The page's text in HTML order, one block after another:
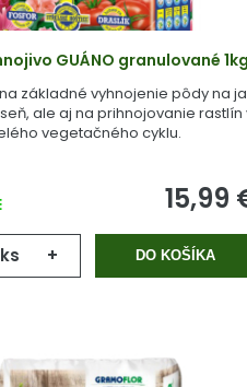
GUÁNO granulované 1kg
základné vyhnojenie pôdy na
ale aj na prihnojovanie rastlín
vegetačného cyklu.
15,99
ks + DO KOŠÍKA